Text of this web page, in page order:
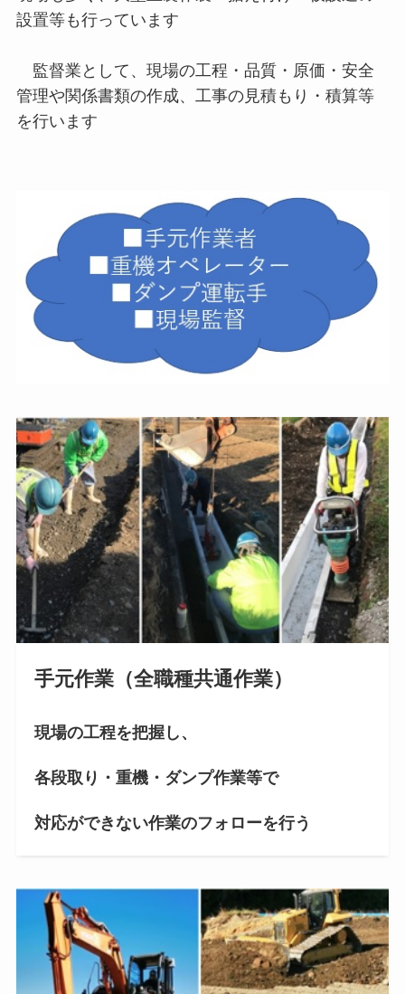
設置等も行っています
監督業として、現場の工程・品質・原価・安全
管理や関係書類の作成、工事の見積もり・積算等
を行います
手元作業（全職種共通作業）
現場の工程を把握し、
各段取り・重機・ダンプ作業等で
対応ができない作業のフォローを行う